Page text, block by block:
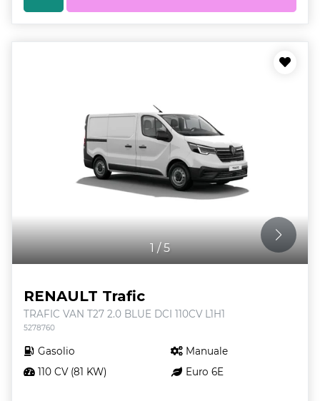
1/5
RENAULT Trafic
TRAFIC VAN T27 2.0 BLUE DCI 110CV L1H1
5278760
Gasolio
Manuale
110 CV (81 KW)
Euro 6E